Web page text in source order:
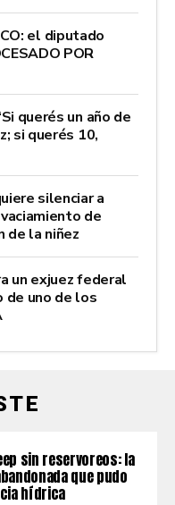
el diputado
POR
querés un año de
si querés 10,
silenciar a
de
de la niñez
un exjuez federal
de uno de los
sin reservoreos: la
que pudo
hídrica